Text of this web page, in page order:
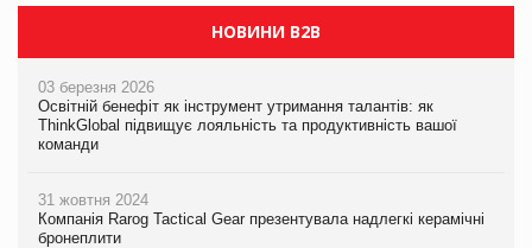
НОВИНИ B2B
03 березня 2026
Освітній бенефіт як інструмент утримання талантів: як
ThinkGlobal підвищує лояльність та продуктивність вашої
команди
31 жовтня 2024
Компанія Rarog Tactical Gear презентувала надлегкі керамічні
бронеплити